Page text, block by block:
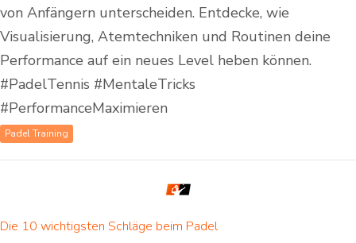
von Anfängern unterscheiden. Entdecke, wie
Visualisierung, Atemtechniken und Routinen deine
Performance auf ein neues Level heben können.
#PadelTennis #MentaleTricks
#PerformanceMaximieren
Padel Training
Die 10 wichtigsten Schläge beim Padel